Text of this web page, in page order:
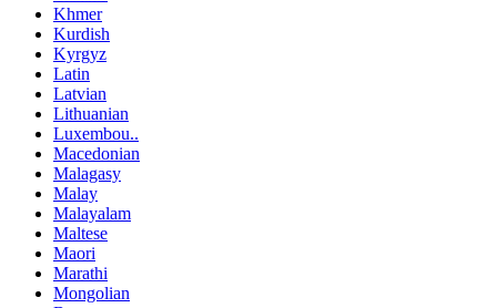
Khmer
Kurdish
Kyrgyz
Latin
Latvian
Lithuanian
Luxembou..
Macedonian
Malagasy
Malay
Malayalam
Maltese
Maori
Marathi
Mongolian